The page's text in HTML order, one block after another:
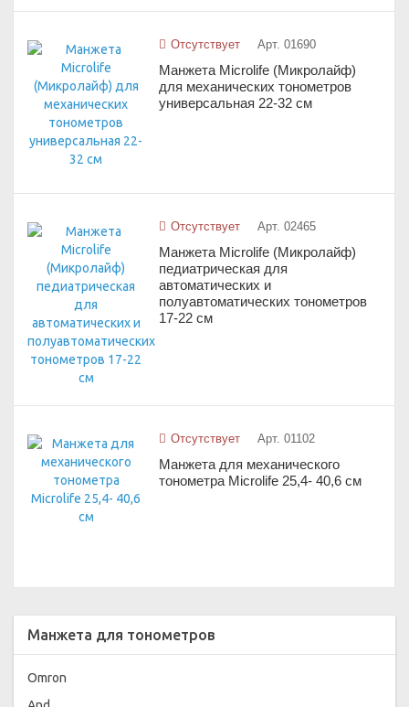
Отсутствует Арт. 01690
Манжета Microlife (Микролайф)
для механических тонометров
универсальная 22-32 см
Отсутствует Арт. 02465
Манжета Microlife (Микролайф)
педиатрическая для
автоматических и
полуавтоматических тонометров
17-22 см
Отсутствует Арт. 01102
Манжета для механического
тонометра Microlife 25,4- 40,6 см
Манжета для тонометров
Omron